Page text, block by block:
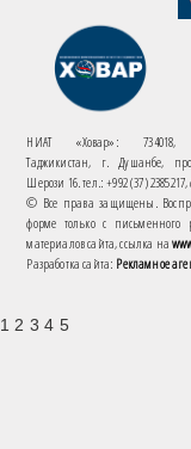
НИАТ «Ховар»: 734018,
Таджикистан, г. Душанбе,
Шерози 16. тел.: +992 (37) 2385217,
© Все права защищены.
форме только с письменного
материалов сайта, ссылка на
Разработка сайта: Рекламное
1 2 3 4 5